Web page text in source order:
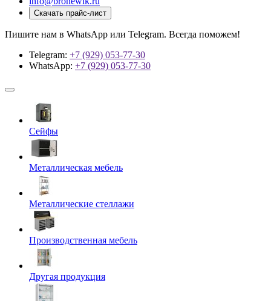
Скачать прайс-лист
Пишите нам в WhatsApp или Telegram. Всегда поможем!
Telegram: +7 (929) 053-77-30
WhatsApp: +7 (929) 053-77-30
Сейфы
Металлическая мебель
Металлические стеллажи
Производственная мебель
Другая продукция